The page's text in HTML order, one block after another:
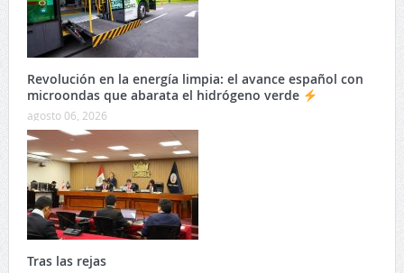
Revolución en la energía limpia: el avance español con
microondas que abarata el hidrógeno verde
agosto 06, 2026
Tras las rejas